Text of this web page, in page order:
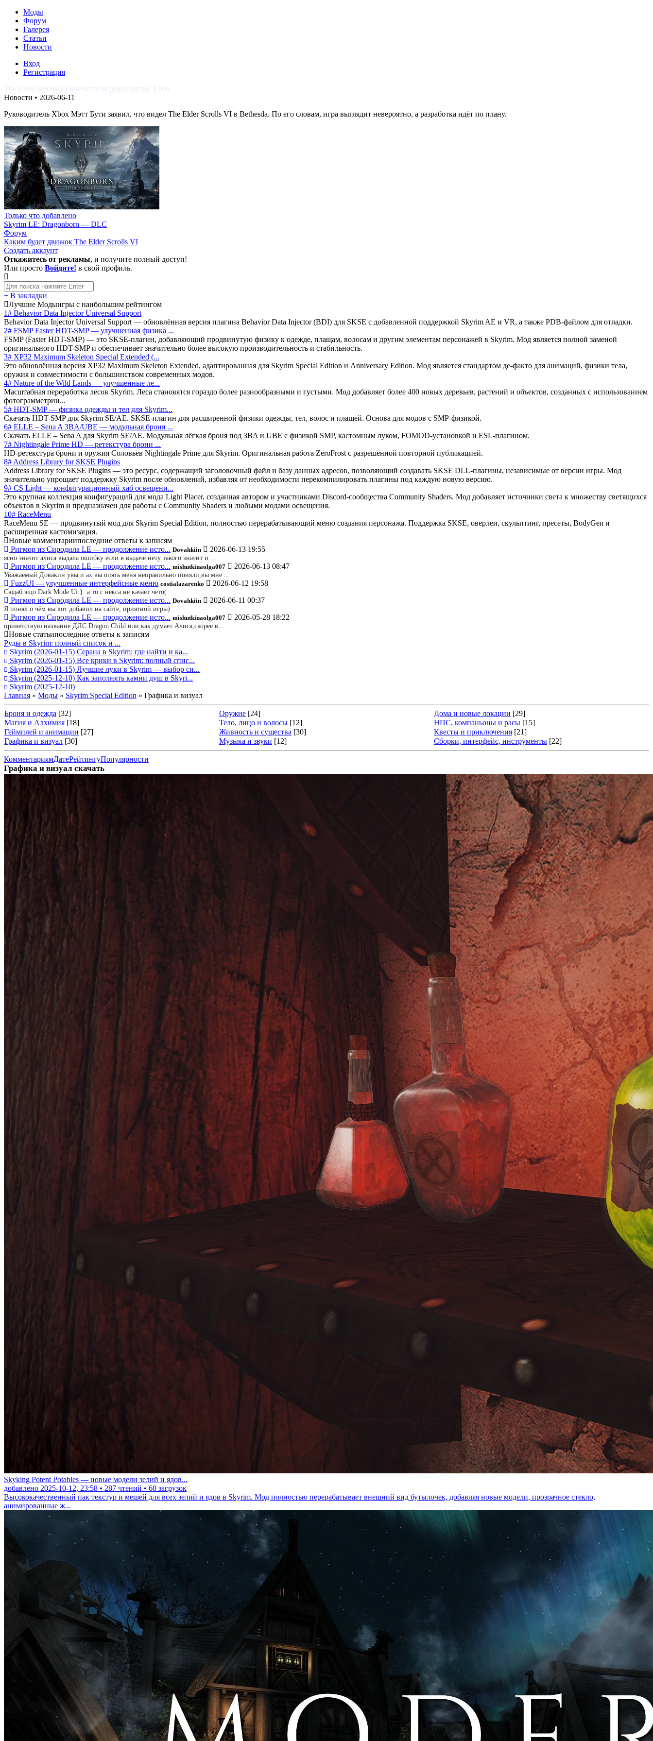
Моды
Форум
Галерея
Статьи
Новости
Вход
Регистрация
The Elder Scrolls VI впечатлила руководство Xbox
Новости • 2026-06-11
Руководитель Xbox Мэтт Бути заявил, что видел The Elder Scrolls VI в Bethesda. По его словам, игра выглядит невероятно, а разработка идёт по плану.
Только что добавлено
Skyrim LE: Dragonborn — DLC
Форум
Каким будет движок The Elder Scrolls VI
Создать аккаунт
Откажитесь от рекламы, и получите полный доступ!
Или просто Войдите! в свой профиль.
+ В закладки
Лучшие Модыигры с наибольшим рейтингом
1# Behavior Data Injector Universal Support
Behavior Data Injector Universal Support — обновлённая версия плагина Behavior Data Injector (BDI) для SKSE с добавленной поддержкой Skyrim AE и VR, а также PDB-файлом для отладки.
2# FSMP Faster HDT-SMP — улучшенная физика ...
FSMP (Faster HDT-SMP) — это SKSE-плагин, добавляющий продвинутую физику к одежде, плащам, волосам и другим элементам персонажей в Skyrim. Мод является полной заменой
оригинального HDT-SMP и обеспечивает значительно более высокую производительность и стабильность.
3# XP32 Maximum Skeleton Special Extended (...
Это обновлённая версия XP32 Maximum Skeleton Extended, адаптированная для Skyrim Special Edition и Anniversary Edition. Мод является стандартом де-факто для анимаций, физики тела,
оружия и совместимости с большинством современных модов.
4# Nature of the Wild Lands — улучшенные ле...
Масштабная переработка лесов Skyrim. Леса становятся гораздо более разнообразными и густыми. Мод добавляет более 400 новых деревьев, растений и объектов, созданных с использованием
фотограмметрии...
5# HDT-SMP — физика одежды и тел для Skyrim...
Скачать HDT-SMP для Skyrim SE/AE. SKSE-плагин для расширенной физики одежды, тел, волос и плащей. Основа для модов с SMP-физикой.
6# ELLE – Sena A 3BA/UBE — модульная броня ...
Скачать ELLE – Sena A для Skyrim SE/AE. Модульная лёгкая броня под 3BA и UBE с физикой SMP, кастомным луком, FOMOD-установкой и ESL-плагином.
7# Nightingale Prime HD — ретекстура брони ...
HD-ретекстура брони и оружия Соловьёв Nightingale Prime для Skyrim. Оригинальная работа ZeroFrost с разрешённой повторной публикацией.
8# Address Library for SKSE Plugins
Address Library for SKSE Plugins — это ресурс, содержащий заголовочный файл и базу данных адресов, позволяющий создавать SKSE DLL-плагины, независимые от версии игры. Мод
значительно упрощает поддержку Skyrim после обновлений, избавляя от необходимости перекомпилировать плагины под каждую новую версию.
9# CS Light — конфигурационный хаб освещени...
Это крупная коллекция конфигураций для мода Light Placer, созданная автором и участниками Discord-сообщества Community Shaders. Мод добавляет источники света к множеству светящихся
объектов в Skyrim и предназначен для работы с Community Shaders и любыми модами освещения.
10# RaceMenu
RaceMenu SE — продвинутый мод для Skyrim Special Edition, полностью перерабатывающий меню создания персонажа. Поддержка SKSE, оверлеи, скульптинг, пресеты, BodyGen и
расширенная кастомизация.
Новые комментариипоследние ответы к записям
Ригмор из Сиродила LE — продолжение исто... Dovahkiin 2026-06-13 19:55
ясно значит алиса выдала ошибку если в выдаче нету такого значит и ...
Ригмор из Сиродила LE — продолжение исто... mishutkinaolga007 2026-06-13 08:47
Уважаемый Довакин увы и ах вы опять меня неправильно поняли,вы мне ...
FuzzUI — улучшенные интерфейсные меню costialazarenko 2026-06-12 19:58
Сюдаб эщо Dark Mode Ui }. а то с некса не качает чето(
Ригмор из Сиродила LE — продолжение исто... Dovahkiin 2026-06-11 00:37
Я понял о чём вы вот добавил на сайте, приятной игры)
Ригмор из Сиродила LE — продолжение исто... mishutkinaolga007 2026-05-28 18:22
приветствую название ДЛС Dragon Child или как думает Алиса,скорее в...
Новые статьипоследние ответы к записям
Руды в Skyrim: полный список и ...
Skyrim (2026-01-15) Серана в Skyrim: где найти и ка...
Skyrim (2026-01-15) Все крики в Skyrim: полный спис...
Skyrim (2026-01-15) Лучшие луки в Skyrim — выбор си...
Skyrim (2025-12-10) Как заполнять камни душ в Skyri...
Skyrim (2025-12-10)
Главная » Моды » Skyrim Special Edition » Графика и визуал
Броня и одежда [32] Оружие [24] Дома и новые локации [29]
Магия и Алхимия [18] Тело, лицо и волосы [12] НПС, компаньоны и расы [15]
Геймплей и анимации [27] Живность и существа [30] Квесты и приключения [21]
Графика и визуал [30] Музыка и звуки [12] Сборки, интерфейс, инструменты [22]
КомментариямДатеРейтингуПопулярности
Графика и визуал скачать
Skyking Potent Potables — новые модели зелий и ядов...
добавлено 2025-10-12, 23:58 • 287 чтений • 60 загрузок
Высококачественный пак текстур и мешей для всех зелий и ядов в Skyrim. Мод полностью перерабатывает внешний вид бутылочек, добавляя новые модели, прозрачное стекло,
анимированные ж...